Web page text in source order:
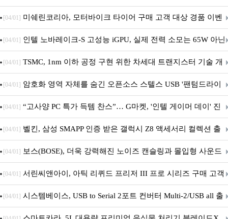
스' 이벤트 실시
[04/01] 미쉐린코리아, 모터바이크 타이어 구매 고객 대상 경품 이벤
트 진행
[04/01] 인텔 노바레이크-S 고성능 iGPU, 실제 전력 소모는 65W 아닌
40W?
[04/01] TSMC, 1nm 이하 공정 구현 위한 차세대 트랜지스터 기술 개
발
[04/01] 암호화 영역 자체를 숨긴 오픈소스 스텔스 USB '팬텀드라이
브' 공개
[04/01] “고사양 PC 특가 득템 찬스”… G마켓, '인텔 게이머 데이' 진
행
[04/01] 벨킨, 삼성 SMAPP 인증 받은 갤럭시 Z8 액세서리 컬렉션 출
시
[04/01] 보스(BOSE), 더욱 강력해진 노이즈 캔슬링과 몰입형 사운드
의 ‘QC 헤드폰 2세대’ 출시
[04/01] 서린씨앤아이, 아틱 리퀴드 프리저 III 프로 시리즈 구매 고객
대상 P12 프로 PST 증정 프로모션 진행
[04/01] 시스템베이스, USB to Serial 2포트 컨버터 Multi-2/USB all 출